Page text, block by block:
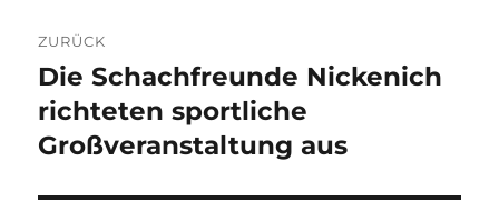
ZURÜCK
Vorheriger
Beitrag:
Die Schachfreunde Nickenich
richteten sportliche
Großveranstaltung aus